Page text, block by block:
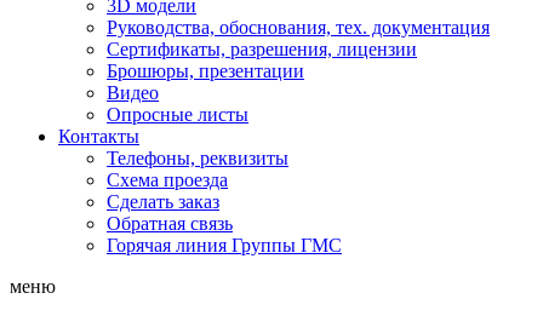
3D модели
Руководства, обоснования, тех. документация
Сертификаты, разрешения, лицензии
Брошюры, презентации
Видео
Опросные листы
Контакты
Телефоны, реквизиты
Схема проезда
Сделать заказ
Обратная связь
Горячая линия Группы ГМС
меню